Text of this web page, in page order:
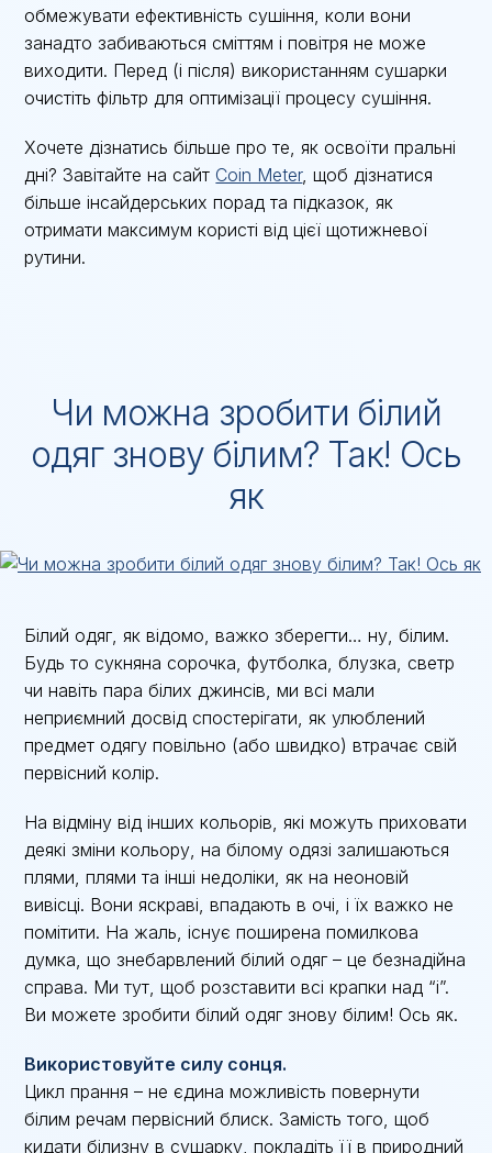
обмежувати ефективність сушіння, коли вони
занадто забиваються сміттям і повітря не може
виходити. Перед (і після) використанням сушарки
очистіть фільтр для оптимізації процесу сушіння.
Хочете дізнатись більше про те, як освоїти пральні
дні? Завітайте на сайт Coin Meter, щоб дізнатися
більше інсайдерських порад та підказок, як
отримати максимум користі від цієї щотижневої
рутини.
Чи можна зробити білий
одяг знову білим? Так! Ось
як
Білий одяг, як відомо, важко зберегти… ну, білим.
Будь то сукняна сорочка, футболка, блузка, светр
чи навіть пара білих джинсів, ми всі мали
неприємний досвід спостерігати, як улюблений
предмет одягу повільно (або швидко) втрачає свій
первісний колір.
На відміну від інших кольорів, які можуть приховати
деякі зміни кольору, на білому одязі залишаються
плями, плями та інші недоліки, як на неоновій
вивісці. Вони яскраві, впадають в очі, і їх важко не
помітити. На жаль, існує поширена помилкова
думка, що знебарвлений білий одяг – це безнадійна
справа. Ми тут, щоб розставити всі крапки над “і”.
Ви можете зробити білий одяг знову білим! Ось як.
Використовуйте силу сонця.
Цикл прання – не єдина можливість повернути
білим речам первісний блиск. Замість того, щоб
кидати білизну в сушарку, покладіть її в природний